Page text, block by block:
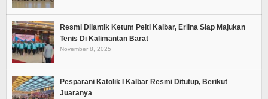
Resmi Dilantik Ketum Pelti Kalbar, Erlina Siap Majukan
Tenis Di Kalimantan Barat
November 8, 2025
Pesparani Katolik I Kalbar Resmi Ditutup, Berikut
Juaranya